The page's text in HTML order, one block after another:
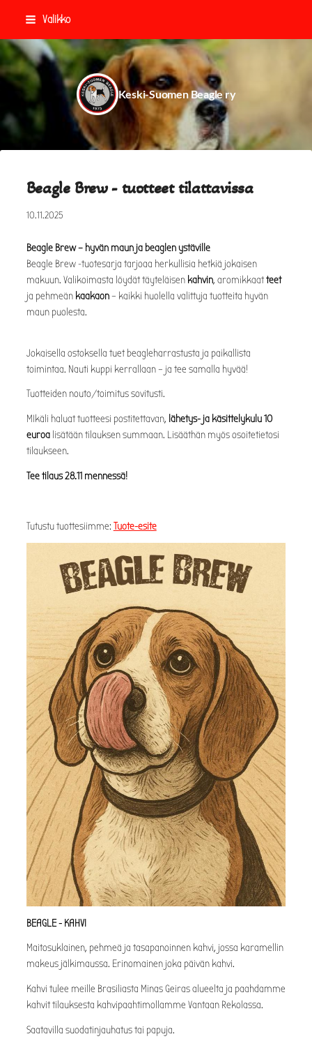
Siirry
sisältöön
Valikko
Keski-Suomen Beagle ry
Beagle Brew - tuotteet tilattavissa
10.11.2025
Beagle Brew – hyvän maun ja beaglen ystäville
Beagle Brew -tuotesarja tarjoaa herkullisia hetkiä jokaisen
makuun. Valikoimasta löydät täyteläisen kahvin, aromikkaatteet
ja pehmeän kaakaon– kaikki huolella valittuja tuotteita hyvän
maun puolesta.
Jokaisella ostoksella tuet beagleharrastusta ja paikallista
toimintaa. Nauti kuppi kerrallaan – ja tee samalla hyvää!
Tuotteiden nouto/toimitus sovitusti.
MIkäli haluat tuotteesi postitettavan, lähetys- ja käsittelykulu 10
euroalisätään tilauksen summaan. Lisääthän myös osoitetietosi
tilaukseen.
Tee tilaus 28.11 mennessä!
Tutustu tuottesiimme: Tuote-esite
BEAGLE - KAHVI
Maitosuklainen, pehmeä ja tasapanoinnen kahvi, jossa karamellin
makeus jälkimaussa. Erinomainen joka päivän kahvi.
Kahvi tulee meille Brasiliasta Minas Geiras alueelta ja paahdamme
kahvit tilauksesta kahvipaahtimollamme Vantaan Rekolassa.
Saatavilla suodatinjauhatus tai papuja.